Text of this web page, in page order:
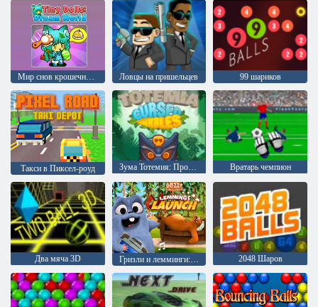
Мир снов крошечных кукол Ловцы на пришельцев 99 шариков
Такси в Пиксел-роуд Зума Тотемия: Проклятые шарики Вратарь чемпион
Два мяча 3D Гризли и лемминги: запуск леммингов 2048 Шаров